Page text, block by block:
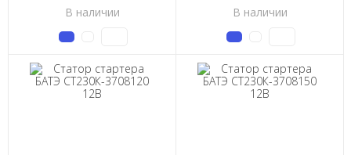
В наличии В наличии